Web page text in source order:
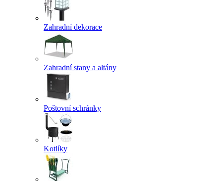
Zahradní dekorace
Zahradní stany a altány
Poštovní schránky
Kotlíky